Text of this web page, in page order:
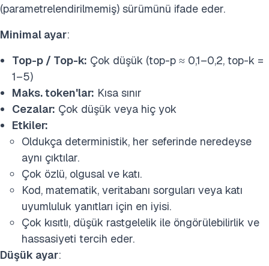
(parametrelendirilmemiş) sürümünü ifade eder.
Minimal ayar:
Top-p / Top-k: Çok düşük (top-p ≈ 0,1–0,2, top-k =
1–5)
Maks. token'lar: Kısa sınır
Cezalar: Çok düşük veya hiç yok
Etkiler:
Oldukça deterministik, her seferinde neredeyse
aynı çıktılar.
Çok özlü, olgusal ve katı.
Kod, matematik, veritabanı sorguları veya katı
uyumluluk yanıtları için en iyisi.
Çok kısıtlı, düşük rastgelelik ile öngörülebilirlik ve
hassasiyeti tercih eder.
Düşük ayar: